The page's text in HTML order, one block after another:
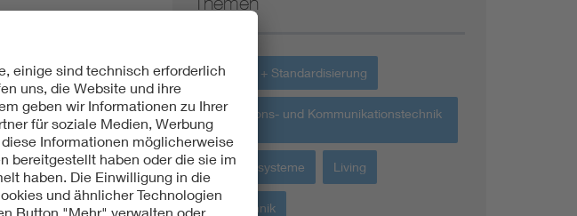
Normung + Standardisierung
Informations- und Kommunikationstechnik
IKT
Assistenzsysteme Living
Messtechnik